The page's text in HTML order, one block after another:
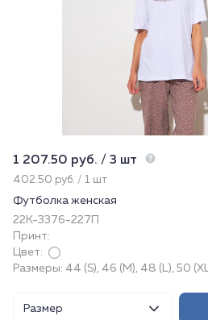
1 207.50 руб. / 3 шт
402.50 руб. / 1 шт
Футболка женская
22К-3376-227П
Принт:
Цвет:
Размеры: 44 (S), 46 (M), 48 (L), 50
Размер